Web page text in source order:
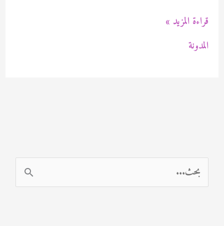
احسن
صباغ
في
قراءة المزيد »
المدونة
ل